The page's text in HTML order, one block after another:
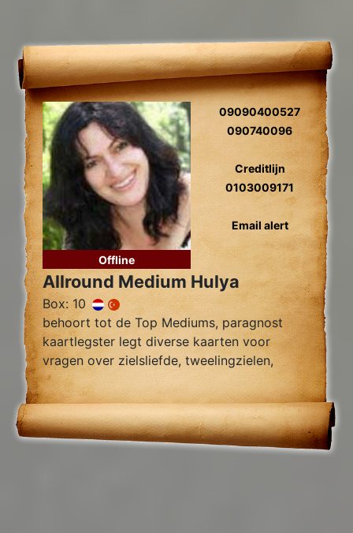
Offline
09090400527
090740096
Creditlijn
0103009171
Email alert
Allround Medium Hulya
Box: 10
behoort tot de Top Mediums, paragnost
kaartlegster legt diverse kaarten voor
vragen over zielsliefde, tweelingzielen,
relatie problemen en al uw overige
Levensvragen.